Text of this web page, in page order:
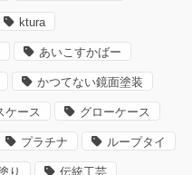
ktura
あいこすかばー
かつてない鏡面塗装
ケース グローケース
プラチナ ループタイ
り 伝統工芸